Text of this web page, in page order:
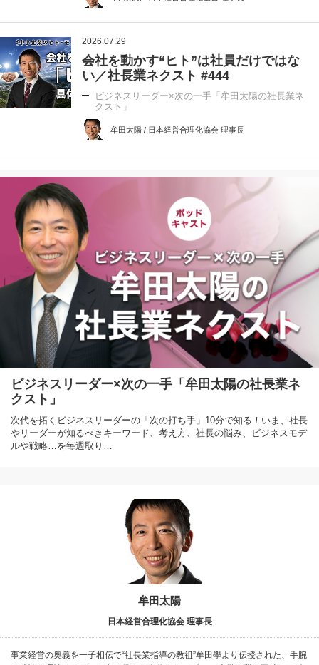
2026.07.29
会社を動かす“ヒト”は社員だけではな
い／社長業ネクスト #444
ビジネスリーダー×次の一手「牟田太陽の社長業ネ
クスト」
牟田太陽 / 日本経営合理化協会 理事長
ビジネスリーダー×次の一手「牟田太陽の社長業ネ
クスト」
次代を拓くビジネスリーダーの「次の打ち手」10分で知る！いま、社長
やリーダーが知るべきキーワード、考え方、社長の悩み、ビジネスモデ
ルや戦略…を毎週取り…
牟田太陽
日本経営合理化協会 理事長
事業経営の奥義を一子相伝で“社長業指導の教祖”牟田學より伝授された、手腕